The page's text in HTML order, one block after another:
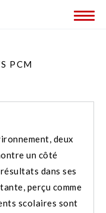
PCM
deux
un côté
dans ses
perçu comme
scolaires sont